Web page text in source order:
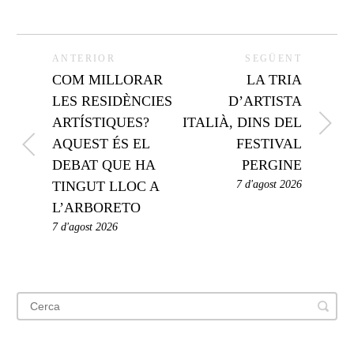
ANTERIOR
COM MILLORAR
LES RESIDÈNCIES
ARTÍSTIQUES?
AQUEST ÉS EL
DEBAT QUE HA
TINGUT LLOC A
L’ARBORETO
7 d'agost 2026
SEGÜENT
LA TRIA
D’ARTISTA
ITALIÀ, DINS DEL
FESTIVAL
PERGINE
7 d'agost 2026